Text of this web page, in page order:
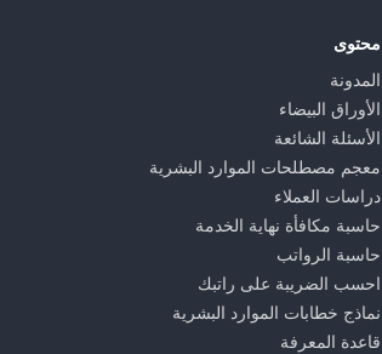
محتوى
المدونة
الأوراق البيضاء
الأسئلة الشائعة
معجم مصطلحات الموارد البشرية
دراسات العملاء
حاسبة مكافأة نهاية الخدمة
حاسبة الرواتب
احسب الضريبة على راتبك
نماذج خطابات الموارد البشرية
قاعدة المعرفة